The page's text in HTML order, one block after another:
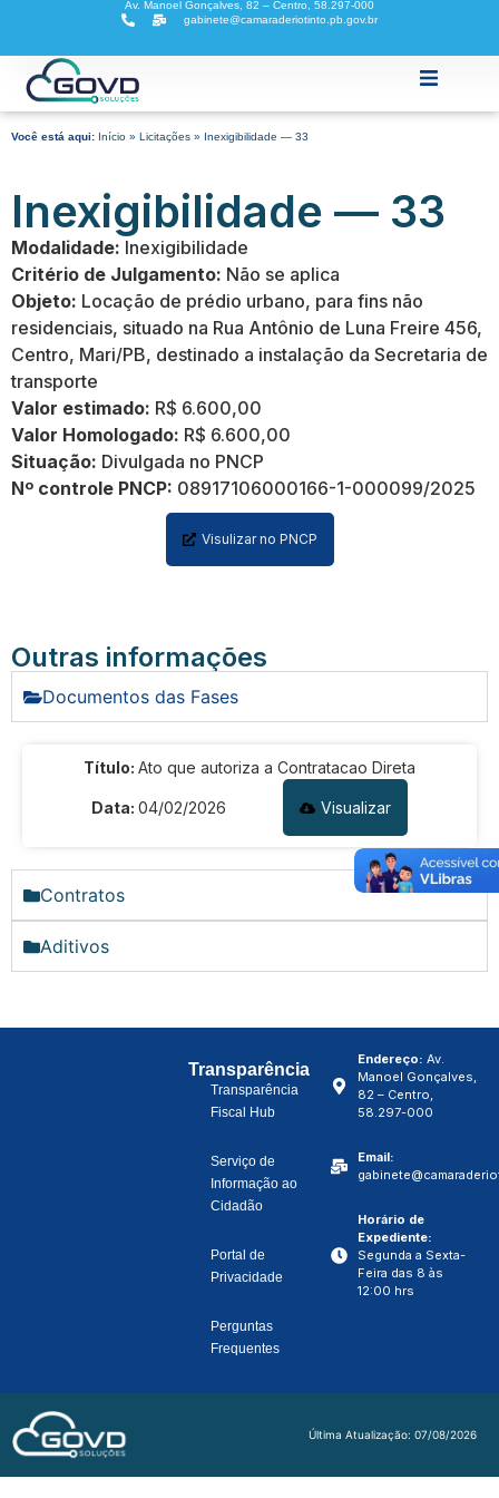
Av. Manoel Gonçalves, 82 – Centro, 58.297-000
gabinete@camaraderiotinto.pb.gov.br
Home
A Câmara
Atividades Legislativas
Legislação
Transparência Fiscal
E-SIC
Portal de Privacidade
Você está aqui: Início » Licitações » Inexigibilidade — 33
Inexigibilidade — 33
Modalidade: Inexigibilidade
Critério de Julgamento: Não se aplica
Objeto: Locação de prédio urbano, para fins não
residenciais, situado na Rua Antônio de Luna Freire 456,
Centro, Mari/PB, destinado a instalação da Secretaria de
transporte
Valor estimado: R$ 6.600,00
Valor Homologado: R$ 6.600,00
Situação: Divulgada no PNCP
Nº controle PNCP: 08917106000166-1-000099/2025
Visulizar no PNCP
Outras informações
Documentos das Fases
Título: Ato que autoriza a Contratacao Direta
Data: 04/02/2026 Visualizar
Contratos
Aditivos
Transparência
Transparência
Fiscal Hub
Serviço de
Informação ao
Cidadão
Portal de
Privacidade
Perguntas
Frequentes
Endereço:Av.
Manoel Gonçalves,
82 – Centro,
58.297-000
Email:
Horário de
Expediente:
Segunda a Sexta-
Feira das 8 às
12:00 hrs
Última Atualização: 07/08/2026